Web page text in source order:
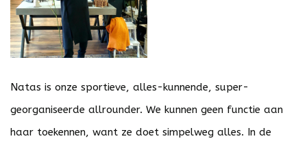
Natas is onze sportieve, alles-kunnende, super-
georganiseerde allrounder. We kunnen geen functie aan
haar toekennen, want ze doet simpelweg alles. In de